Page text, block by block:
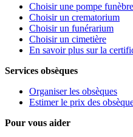
Choisir une pompe funèbre
Choisir un crematorium
Choisir un funérarium
Choisir un cimetière
En savoir plus sur la
Services obsèques
Organiser les obsèques
Estimer le prix des
Pour vous aider